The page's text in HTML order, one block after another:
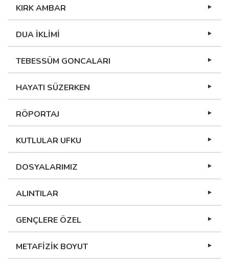
KIRK AMBAR
DUA İKLİMİ
TEBESSÜM GONCALARI
HAYATI SÜZERKEN
RÖPORTAJ
KUTLULAR UFKU
DOSYALARIMIZ
ALINTILAR
GENÇLERE ÖZEL
METAFİZİK BOYUT